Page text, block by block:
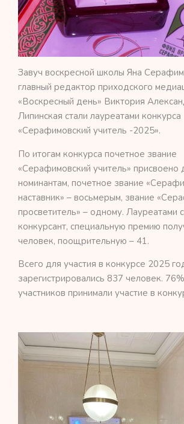
Завуч воскресной школы Яна
главный редактор приходского
«Воскресный день» Виктория
Липинская стали лауреатами конкурса
«Серафимовский учитель -2025».
По итогам конкурса почетное звание
«Серафимовский учитель» присвоено
номинантам, почетное звание
наставник» – восьмерым, звание
просветитель» – одному. Лауреатами
конкурсант, специальную премию
человек, поощрительную – 41.
Всего для участия в конкурсе 2025
зарегистрировались 837 человек.
участников принимали участие в